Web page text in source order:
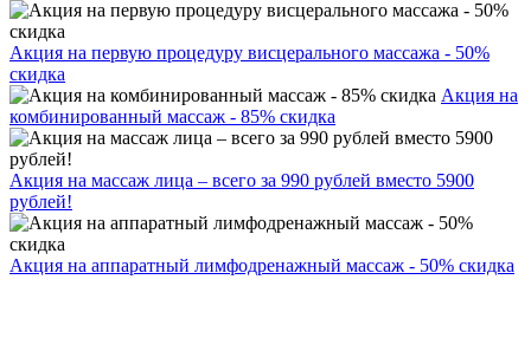
Акция на первую процедуру висцерального массажа - 50%
скидка
Акция на
комбинированный массаж - 85% скидка
Акция на массаж лица – всего за 990 рублей вместо 5900
рублей!
Акция на аппаратный лимфодренажный массаж - 50% скидка